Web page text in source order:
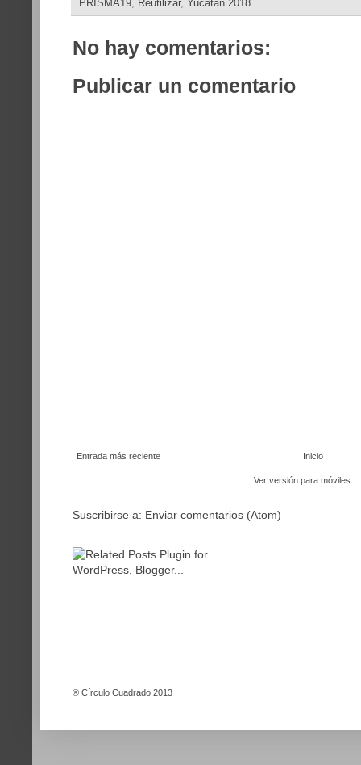
PRISMA19 Reutilizar, Yucatán 2018
No hay comentarios:
Publicar un comentario
Entrada más reciente Inicio
Ver versión para móviles
Suscribirse a: Enviar comentarios (Atom)
® Círculo Cuadrado 2013